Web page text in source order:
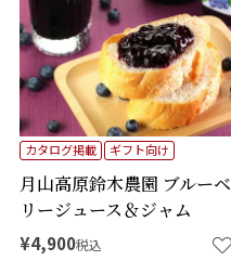
月山高原鈴木農園 ブルーベ
リージュース＆ジャム
カタログ掲載 ギフト向け
¥4,900税込